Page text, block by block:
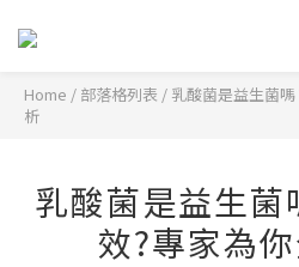
Home / 部落格列表 / 乳酸菌是益生菌
析
乳酸菌是益生菌
效?專家為